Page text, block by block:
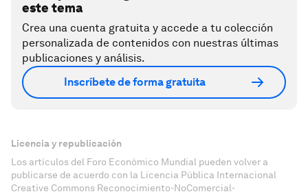
este tema
Crea una cuenta gratuita y accede a tu colección
personalizada de contenidos con nuestras últimas
publicaciones y análisis.
Inscríbete de forma gratuita
Licencia y republicación
Los artículos del Foro Económico Mundial pueden volver a
publicarse de acuerdo con la Licencia Pública Internacional
Creative Commons Reconocimiento-NoComercial-